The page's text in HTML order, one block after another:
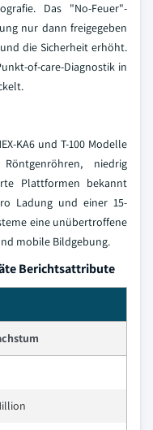
Das "No-Feuer"-
nur dann freigegeben
die Sicherheit erhöht.
of-care-Diagnostik in
KA6 und T-100 Modelle
niedrig
Plattformen bekannt
Ladung und einer 15-
eine unübertroffene
mobile Bildgebung.
Berichtsattribute